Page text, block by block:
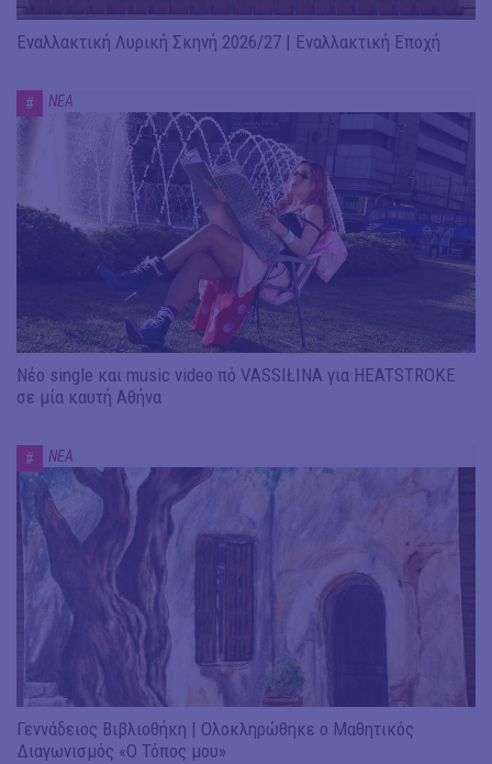
Εναλλακτική Λυρική Σκηνή 2026/27 | Εναλλακτική Εποχή
# ΝΕΑ
Νέο single και music video πό VASSIŁINA για HEATSTROKE
σε μία καυτή Αθήνα
# ΝΕΑ
Γεννάδειος Βιβλιοθήκη | Ολοκληρώθηκε ο Μαθητικός
Διαγωνισμός «Ο Τόπος μου»